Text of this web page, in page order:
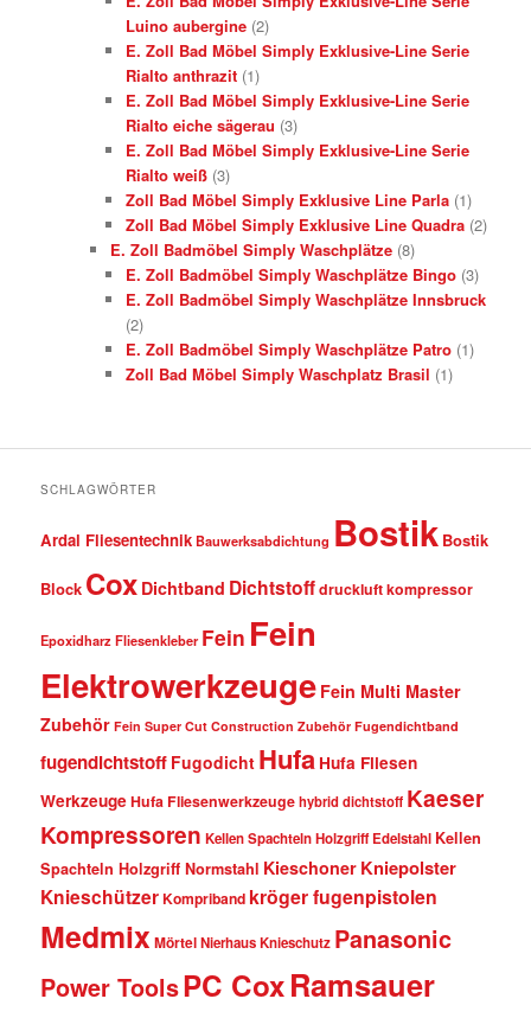
Luino aubergine (2)
E. Zoll Bad Möbel Simply Exklusive-Line Serie
Rialto anthrazit (1)
E. Zoll Bad Möbel Simply Exklusive-Line Serie
Rialto eiche sägerau (3)
E. Zoll Bad Möbel Simply Exklusive-Line Serie
Rialto weiß (3)
Zoll Bad Möbel Simply Exklusive Line Parla (1)
Zoll Bad Möbel Simply Exklusive Line Quadra (2)
E. Zoll Badmöbel Simply Waschplätze (8)
E. Zoll Badmöbel Simply Waschplätze Bingo (3)
E. Zoll Badmöbel Simply Waschplätze Innsbruck
(2)
E. Zoll Badmöbel Simply Waschplätze Patro (1)
Zoll Bad Möbel Simply Waschplatz Brasil (1)
SCHLAGWÖRTER
Ardal Fliesentechnik Bauwerksabdichtung Bostik Bostik
Block Cox Dichtband Dichtstoffdruckluft kompressor
Epoxidharz Fliesenkleber Fein Fein
Elektrowerkzeuge Fein Multi Master
Zubehör Fein Super Cut Construction Zubehör Fugendichtband
fugendichtstoff Fugodicht Hufa Hufa Fliesen
WerkzeugeHufa Fliesenwerkzeugehybrid dichtstoff Kaeser
Kompressoren Kellen Spachteln Holzgriff Edelstahl Kellen
Spachteln Holzgriff Normstahl Kieschoner Kniepolster
KnieschützerKompriband kröger fugenpistolen
Medmix MörtelNierhaus Knieschutz Panasonic
Power ToolsPC CoxRamsauer